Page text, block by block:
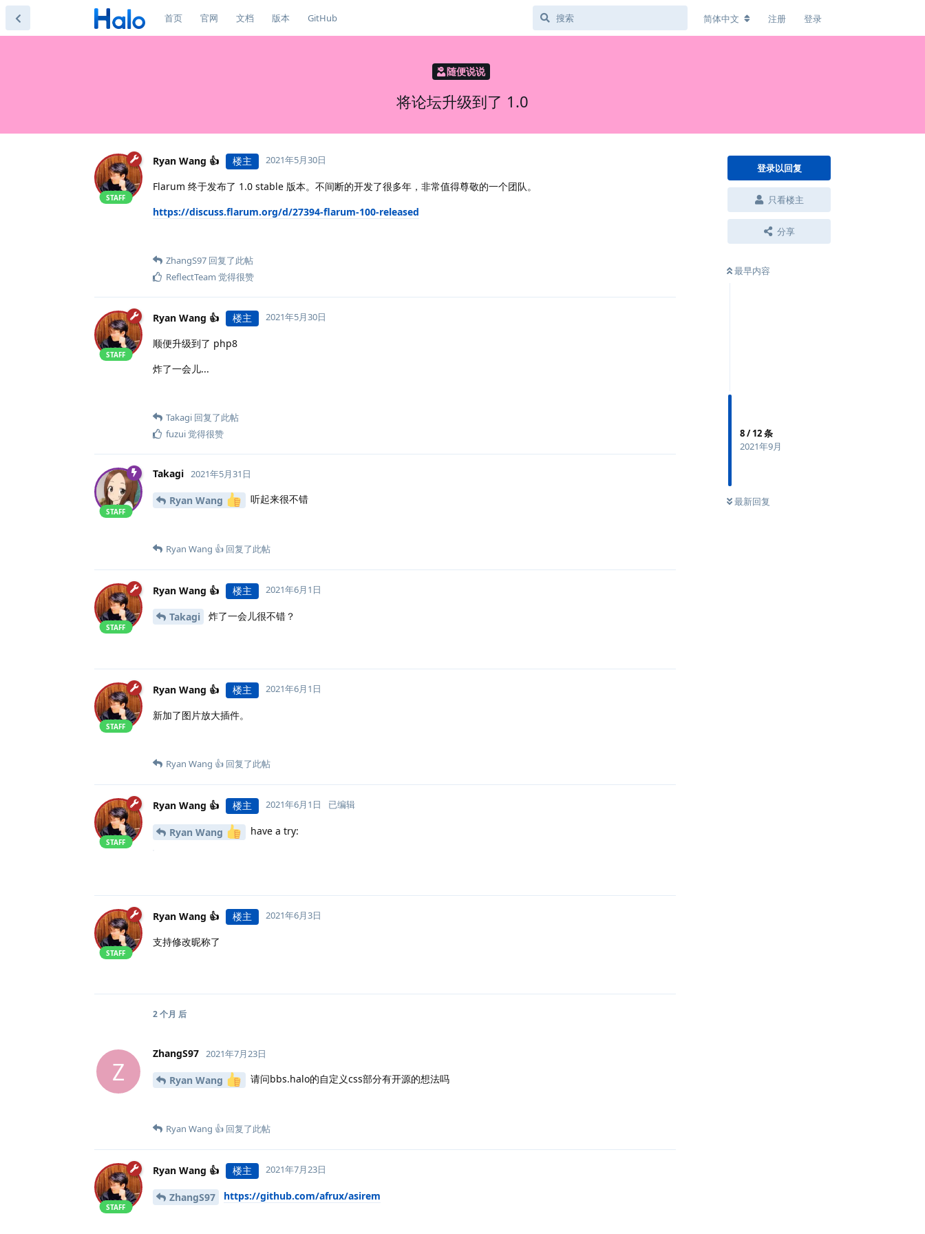
首页 官网 文档 版本 GitHub 简体中文 注册 登录
随便说说
将论坛升级到了 1.0
登录以回复
只看楼主
分享
最早内容
8/12条
2021年9月
最新回复
Ryan Wang 👍 楼主
STAFF
2021年5月30日
Flarum 终于发布了 1.0 stable 版本。不间断的开发了很多年，非常值得尊敬的一个团队。
https://discuss.flarum.org/d/27394-flarum-100-released
ZhangS97 回复了此帖
ReflectTeam 觉得很赞
Ryan Wang 👍 楼主
STAFF
2021年5月30日
顺便升级到了 php8
炸了一会儿...
Takagi 回复了此帖
fuzui觉得很赞
Takagi
STAFF
2021年5月31日
Ryan Wang 听起来很不错
Ryan Wang 👍 回复了此帖
Ryan Wang 👍 楼主
STAFF
2021年6月1日
Takagi 炸了一会儿很不错？
Ryan Wang 👍 楼主
STAFF
2021年6月1日
新加了图片放大插件。
Ryan Wang 👍 回复了此帖
Ryan Wang 👍 楼主
STAFF
2021年6月1日 已编辑
Ryan Wang have a try:
Ryan Wang 👍 楼主
STAFF
2021年6月3日
支持修改昵称了
2 个月 后
Z
ZhangS97 2021年7月23日
Ryan Wang 请问bbs.halo的自定义css部分有开源的想法吗
Ryan Wang 👍 回复了此帖
Ryan Wang 👍 楼主
STAFF
2021年7月23日
ZhangS97 https://github.com/afrux/asirem